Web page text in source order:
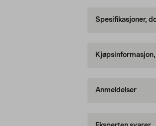
Spesifikasjoner,
Anmeldelser